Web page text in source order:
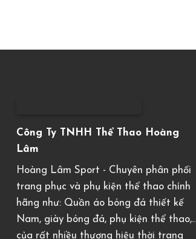
Công Ty TNHH Thể Thao Hoàng
Lâm
Hoàng Lâm Sport - Chuyên phân phối
trang phục và phụ kiện thể thao chính
hãng như: Quần áo bóng đá thiết kế
Nam, giày bóng đá, phụ kiện thể thao,..
của rất nhiều thương hiệu thời trang